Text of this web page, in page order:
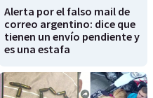
Alerta por el falso mail de
correo argentino: dice que
tienen un envío pendiente y
es una estafa